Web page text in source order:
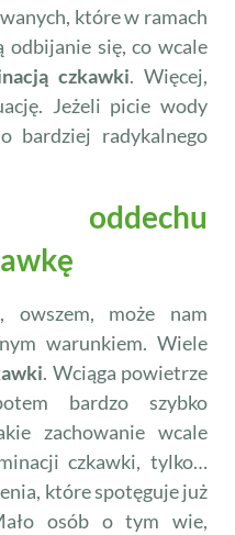
które w ramach
odbijanie się, co wcale
czkawki. Więcej,
Jeżeli picie wody
bardziej radykalnego
oddechu
owszem, może nam
warunkiem. Wiele
. Wciąga powietrze
bardzo szybko
zachowanie wcale
czkawki, tylko…
które spotęguje już
osób o tym wie,